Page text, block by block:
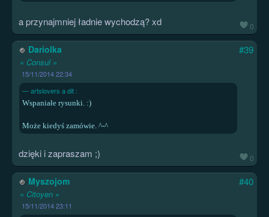
0
a przynajmniej ładnie wychodzą? xd
Dariolka
« Consul »
15/11/2014 22:34
#39
0
artslovers a dit :
Wspaniałe rysunki. :)
Może kiedyś zamówie. ^-^
dzięki i zapraszam ;)
Myszojom
« Citoyen »
15/11/2014 23:11
#40